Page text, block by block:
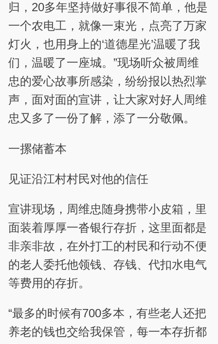
归，20多年坚持做好事很不简单，他是
一个农电工，就像一束光，点亮了万家
灯火，也用身上的‘道德星光’温暖了我
们，温暖了一座城。”现场听众被周维
忠的爱心故事所感染，纷纷报以热烈掌
声，面对面的宣讲，让大家对好人周维
忠又多了一份了解，添了一分敬佩。
一摞储蓄本
见证沿江村村民对他的信任
宣讲现场，周维忠随身携带小皮箱，里
面装着厚厚一沓银行存折，这里面都是
非亲非故，在外打工的村民和行动不便
的老人委托他领钱、存钱、代扣水电气
等费用的存折。
“最多的时候有700多本，有些老人还把
养老的钱也交给我保管，每一本存折都